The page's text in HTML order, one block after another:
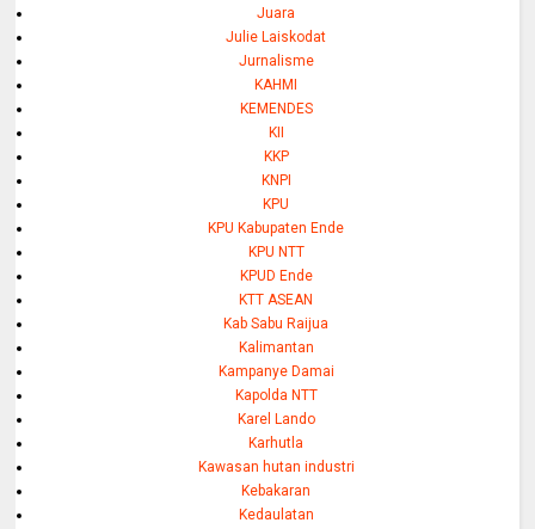
Juara
Julie Laiskodat
Jurnalisme
KAHMI
KEMENDES
KII
KKP
KNPI
KPU
KPU Kabupaten Ende
KPU NTT
KPUD Ende
KTT ASEAN
Kab Sabu Raijua
Kalimantan
Kampanye Damai
Kapolda NTT
Karel Lando
Karhutla
Kawasan hutan industri
Kebakaran
Kedaulatan